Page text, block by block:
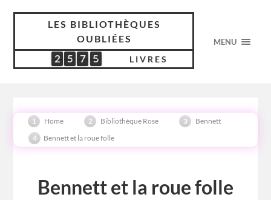
LES BIBLIOTHÈQUES
OUBLIÉES
2
5
2 5
2
5 7
9
7 5
8
5 LIVRES
MENU
Home Bibliothèque Rose
Bennett
Bennett et la roue folle
Bennett et la roue folle